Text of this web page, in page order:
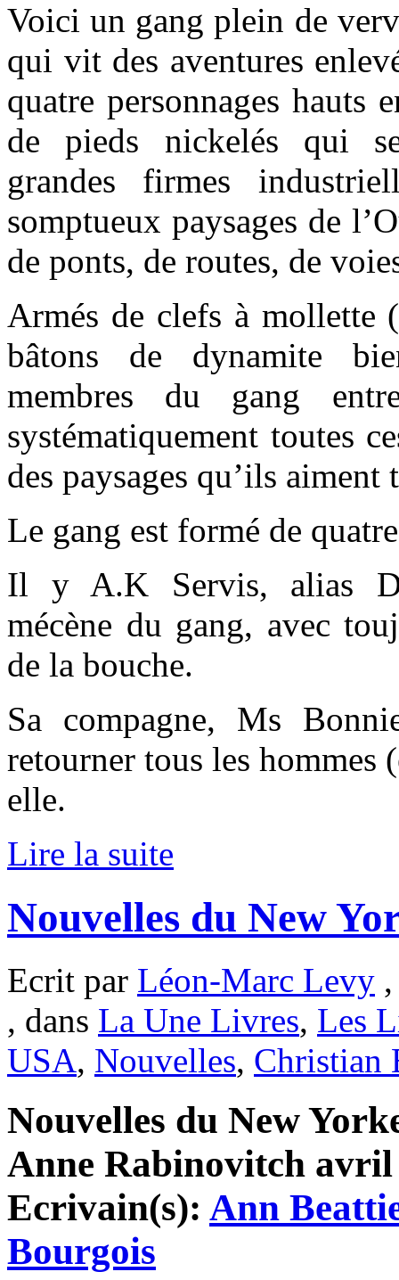
Voici un gang plein de
qui vit des aventures
quatre personnages hauts
de pieds nickelés qui
grandes firmes
somptueux paysages de
de ponts, de routes, de
Armés de clefs à mollette
bâtons de dynamite
membres du gang
systématiquement toutes
des paysages qu’ils aiment
Le gang est formé de
Il y A.K Servis, alias
mécène du gang, avec
de la bouche.
Sa compagne, Ms
retourner tous les hommes
elle.
Lire la suite
Nouvelles du New
Ecrit par Léon-Marc Levy
, dans La Une Livres, Les
USA, Nouvelles, Christian
Nouvelles du New
Anne Rabinovitch avril
Ecrivain(s): Ann
Bourgois